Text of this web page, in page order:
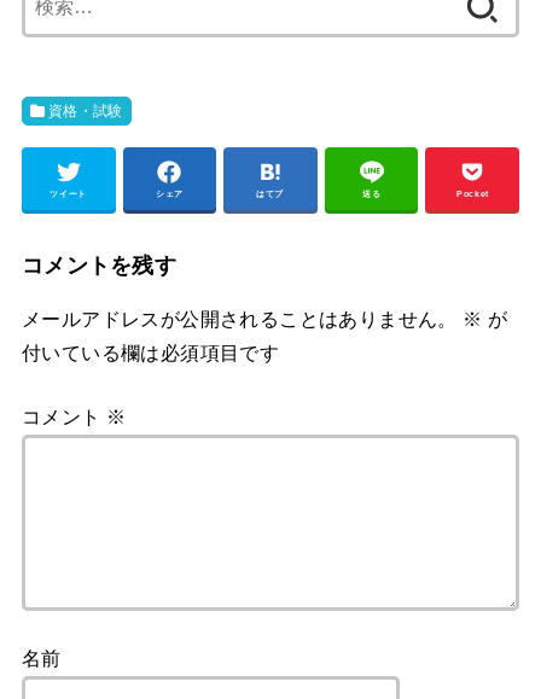
索:
資格・試験
ツイート シェア はてブ 送る Pocket
コメントを残す
メールアドレスが公開されることはありません。 ※ が
付いている欄は必須項目です
コメント ※
名前